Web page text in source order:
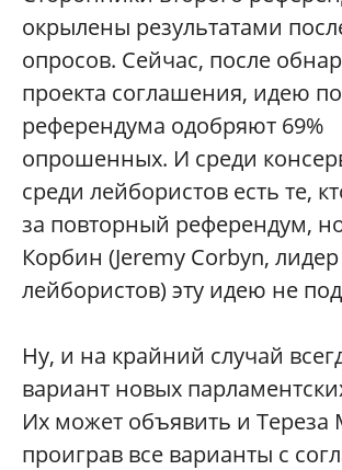
окрылены результатами
опросов. Сейчас, после
проекта соглашения, идею
референдума одобряют 69%
опрошенных. И среди
среди лейбористов есть те,
за повторный референдум,
Корбин (Jeremy Corbyn, лидер
лейбористов) эту идею не
Ну, и на крайний случай
вариант новых
Их может объявить и Тереза
проиграв все варианты с